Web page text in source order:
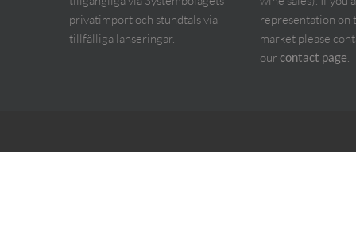
privatimport och stundtals via
tillfälliga lanseringar.
representation on
market please
ourcontact page.